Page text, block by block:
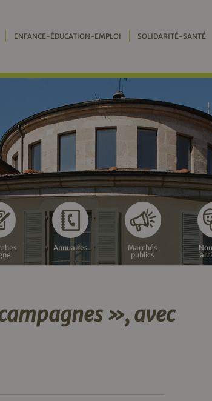
ENFANCE-ÉDUCATION-EMPLOI SOLIDARITÉ-SANTÉ
Annuaires
Marchés
publics
», avec